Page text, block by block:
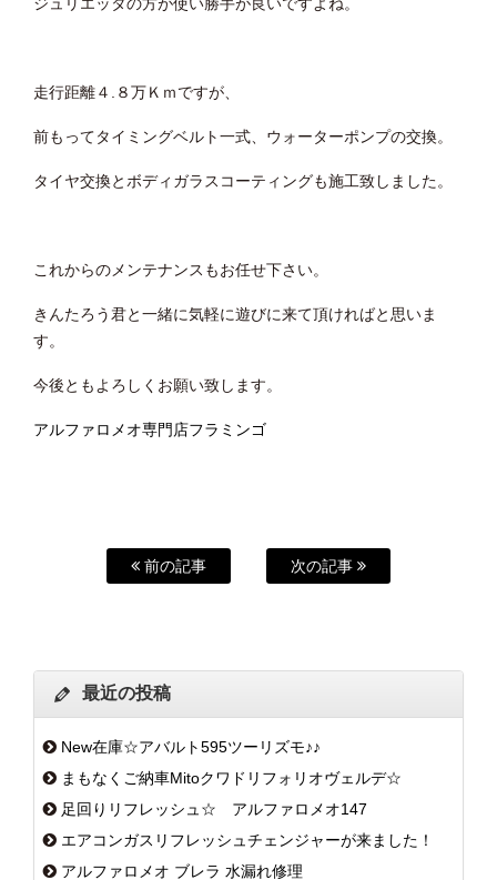
走行距離４.８万Ｋｍですが、
前もってタイミングベルト一式、ウォーターポンプの交換。
タイヤ交換とボディガラスコーティングも施工致しました。
これからのメンテナンスもお任せ下さい。
きんたろう君と一緒に気軽に遊びに来て頂ければと思いま
す。
今後ともよろしくお願い致します。
アルファロメオ専門店フラミンゴ
前の記事 次の記事
最近の投稿
New在庫☆アバルト595ツーリズモ♪♪
まもなくご納車Mitoクワドリフォリオヴェルデ☆
足回りリフレッシュ☆ アルファロメオ147
エアコンガスリフレッシュチェンジャーが来ました！
アルファロメオ ブレラ 水漏れ修理